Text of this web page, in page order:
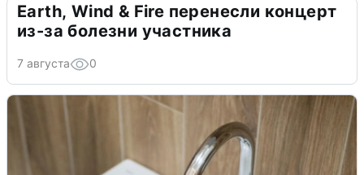
Earth, Wind & Fire перенесли концерт
из-за болезни участника
7 августа 0